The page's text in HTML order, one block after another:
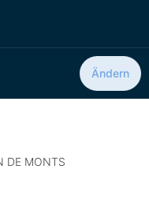
Ändern
DE MONTS